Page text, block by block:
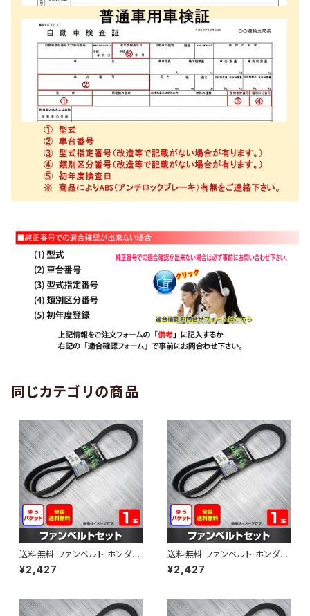
同じカテゴリの商品
送料無料 ファンベルト ホンダ
ゼスト 型式JE1 H18.03～H24.
11 （国内トップメーカー） 1本 H
¥2,427
送料無料 ファンベルト ホンダ ラ
イフ 型式JB6 H15.09～H20.1
1 （国内トップメーカー） 1本 HA
¥2,427